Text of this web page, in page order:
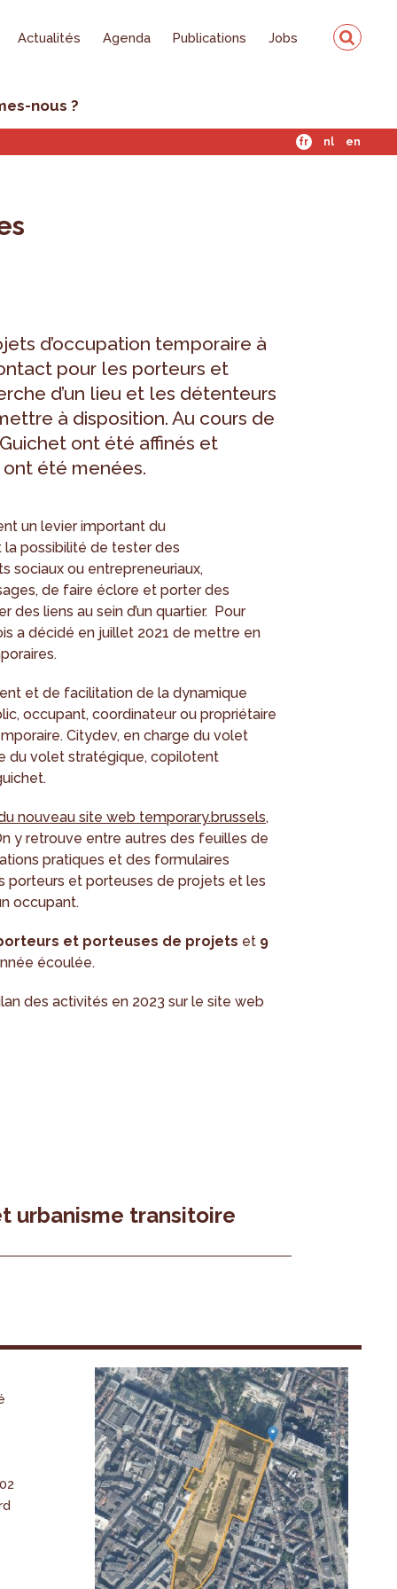
Actualités Agenda Publications Jobs
nous ?
fr nl en
d’occupation temporaire à
pour les porteurs et
d’un lieu et les détenteurs
à disposition. Au cours de
ont été affinés et
été menées.
un levier important du
possibilité de tester des
sociaux ou entrepreneuriaux,
de faire éclore et porter des
des liens au sein d’un quartier. Pour
a décidé en juillet 2021 de mettre en
et de facilitation de la dynamique
occupant, coordinateur ou propriétaire
Citydev, en charge du volet
du volet stratégique, copilotent
nouveau site web temporary.brussels,
y retrouve entre autres des feuilles de
pratiques et des formulaires
et porteuses de projets et les
occupant.
et porteuses de projets et 9
écoulée.
des activités en 2023 sur le site web
urbanisme transitoire